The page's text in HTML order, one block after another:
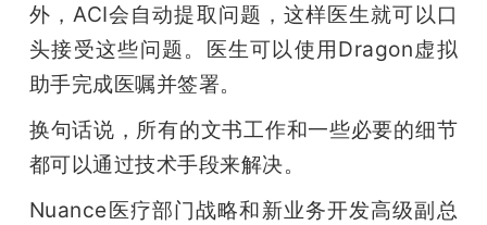
外，ACI会自动提取问题，这样医生就可以口
头接受这些问题。医生可以使用Dragon虚拟
助手完成医嘱并签署。
换句话说，所有的文书工作和一些必要的细节
都可以通过技术手段来解决。
Nuance医疗部门战略和新业务开发高级副总